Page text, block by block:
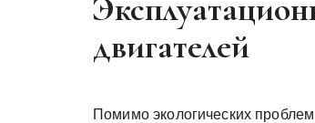
двигателей
Помимо экологических